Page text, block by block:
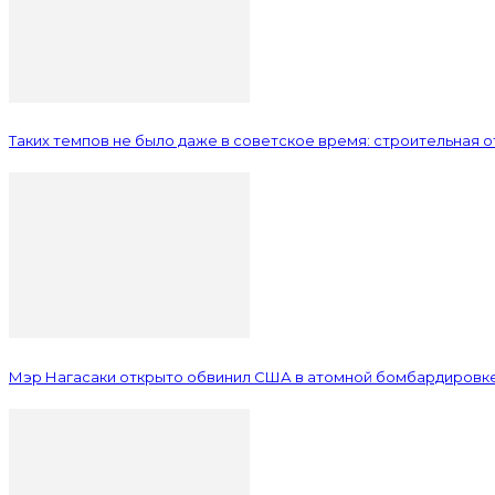
Таких темпов не было даже в советское время: строительная
Мэр Нагасаки открыто обвинил США в атомной